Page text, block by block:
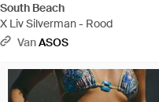
South Beach
X Liv Silverman - Rood
VanASOS